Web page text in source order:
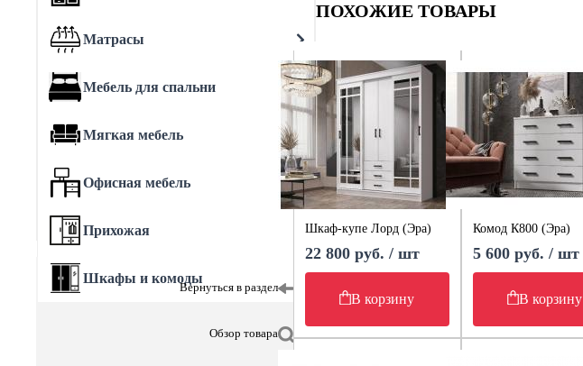
Матрасы
Мебель для спальни
Мягкая мебель
Офисная мебель
Прихожая
Шкафы и комоды
Вернуться в раздел
Обзор товара
ПОХОЖИЕ ТОВАРЫ
Шкаф-купе Лорд (Эра)
22 800 руб. / шт
В корзину
Комод К800 (Эра)
5 600 руб. / шт
В корзину